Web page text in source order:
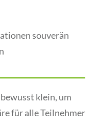
souverän
klein, um
für alle Teilnehmer